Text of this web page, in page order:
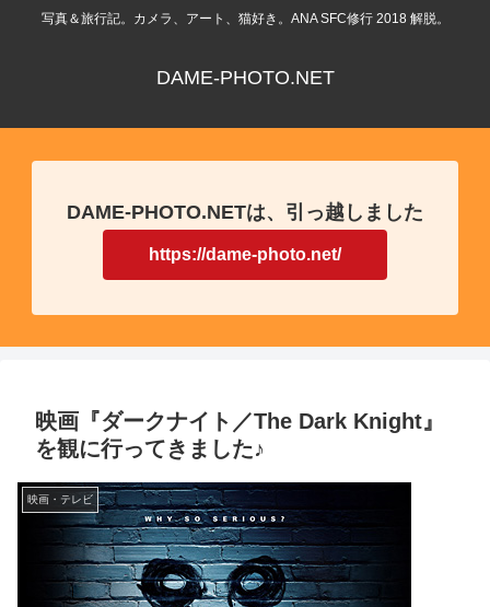
写真＆旅行記。カメラ、アート、猫好き。ANA SFC修行 2018 解脱。
DAME-PHOTO.NET
DAME-PHOTO.NETは、引っ越しました
https://dame-photo.net/
映画『ダークナイト／The Dark Knight』
を観に行ってきました♪
映画・テレビ